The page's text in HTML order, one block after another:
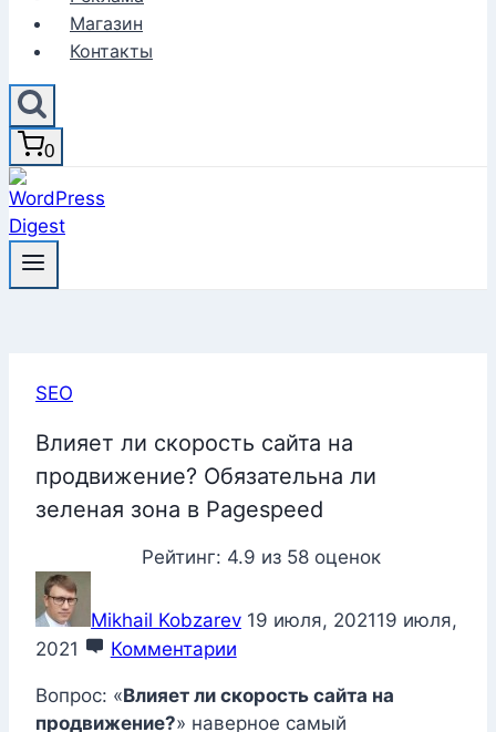
Магазин
Контакты
0
SEO
Влияет ли скорость сайта на
продвижение? Обязательна ли
зеленая зона в Pagespeed
Рейтинг: 4.9 из 58 оценок
Mikhail Kobzarev 19 июля, 202119 июля,
2021
Комментарии
Вопрос: «Влияет ли скорость сайта на
продвижение?» наверное самый